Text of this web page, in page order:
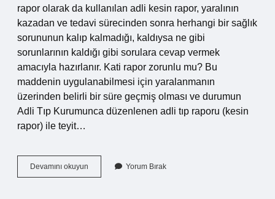
rapor olarak da kullanılan adli kesin rapor, yaralının
kazadan ve tedavi sürecinden sonra herhangi bir sağlık
sorununun kalıp kalmadığı, kaldıysa ne gibi
sorunlarının kaldığı gibi sorulara cevap vermek
amacıyla hazırlanır. Kati rapor zorunlu mu? Bu
maddenin uygulanabilmesi için yaralanmanın
üzerinden belirli bir süre geçmiş olması ve durumun
Adli Tıp Kurumunca düzenlenen adli tıp raporu (kesin
rapor) ile teyit…
Devamını okuyun
Rapor
Yorum Bırak